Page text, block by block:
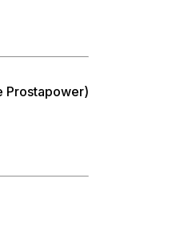
Prostapower)